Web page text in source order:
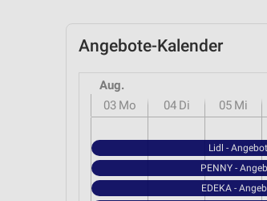
Angebote-Kalender
Aug.
03 Mo 04 Di 05 Mi
Lidl -
PENNY -
EDEKA -